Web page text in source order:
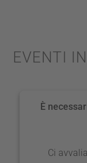
EVENTI
È
Ci